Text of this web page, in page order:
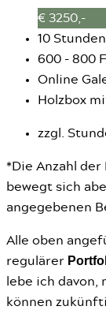
€ 3250,-
10 Stunden
600 - 800
Online
Holzbox
zzgl.
*Die Anzahl
bewegt sich
angegebenen
Alle oben
regulärer
lebe ich
können